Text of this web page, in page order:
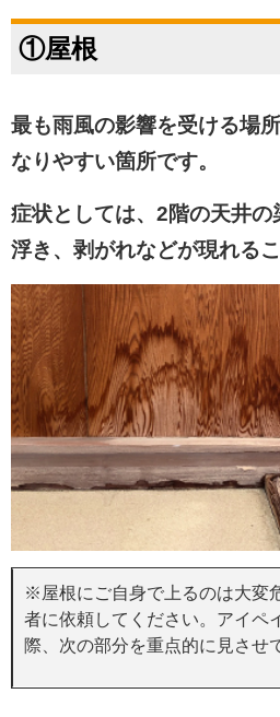
①屋根
最も雨風の影響を受ける場
なりやすい箇所です。
症状としては、 2階の天井の
浮き、剥がれなどが現れる
※屋根にご自身で上るのは大変
者に依頼してください。アイペ
際、次の部分を重点的に見させ